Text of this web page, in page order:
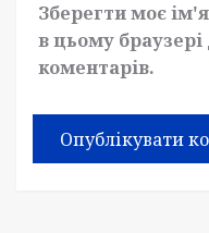
Зберегти моє
в цьому
коментарів.